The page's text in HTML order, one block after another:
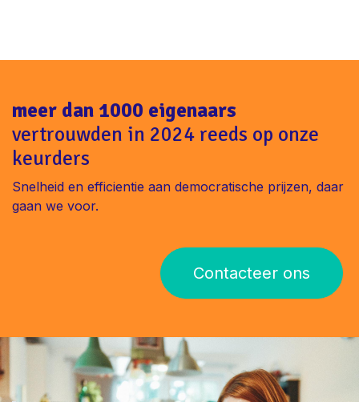
meer dan 1000 eigenaars
vertrouwden in 2024 reeds op onze
keurders
Snelheid en efficientie aan democratische prijzen, daar
gaan we voor.
Contacteer ons